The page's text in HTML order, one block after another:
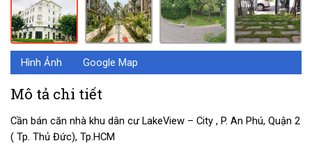
Hình Ảnh Google Map
Mô tả chi tiết
Cần bán căn nhà khu dân cư LakeView – City , P. An Phú, Quận 2
( Tp. Thủ Đức), Tp.HCM